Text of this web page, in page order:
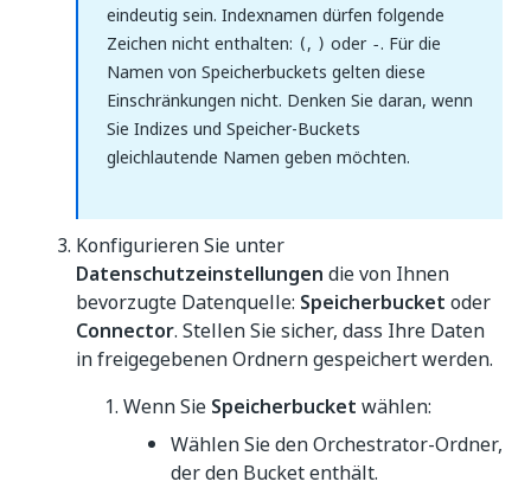
eindeutig sein. Indexnamen dürfen folgende
Zeichen nicht enthalten: (, ) oder -. Für die
Namen von Speicherbuckets gelten diese
Einschränkungen nicht. Denken Sie daran, wenn
Sie Indizes und Speicher-Buckets
gleichlautende Namen geben möchten.
Konfigurieren Sie unter
Datenschutzeinstellungen die von Ihnen
bevorzugte Datenquelle: Speicherbucket oder
Connector. Stellen Sie sicher, dass Ihre Daten
in freigegebenen Ordnern gespeichert werden.
Wenn Sie Speicherbucket wählen:
Wählen Sie den Orchestrator-Ordner,
der den Bucket enthält.